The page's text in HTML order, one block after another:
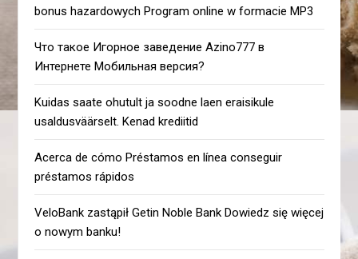
bonus hazardowych Program online w formacie MP3
Что такое Игорное заведение Azino777 в
Интернете Мобильная версия?
Kuidas saate ohutult ja soodne laen eraisikule
usaldusväärselt. Kenad krediitid
Acerca de cómo Préstamos en línea conseguir
préstamos rápidos
VeloBank zastąpił Getin Noble Bank Dowiedz się więcej
o nowym banku!